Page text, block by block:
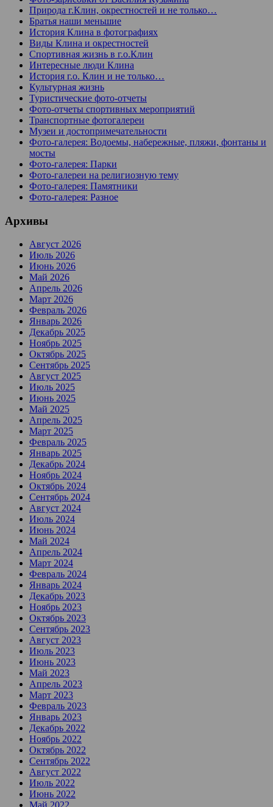
Природа г.Клин, окрестностей и не только…
Братья наши меньшие
История Клина в фотографиях
Виды Клина и окрестностей
Спортивная жизнь в г.о.Клин
Интересные люди Клина
История г.о. Клин и не только…
Культурная жизнь
Туристические фото-отчеты
Фото-отчеты спортивных мероприятий
Транспортные фотогалереи
Музеи и достопримечательности
Фото-галерея: Водоемы, набережные, пляжи, фонтаны и
мосты
Фото-галерея: Парки
Фото-галереи на религиозную тему
Фото-галерея: Памятники
Фото-галерея: Разное
Архивы
Август 2026
Июль 2026
Июнь 2026
Май 2026
Апрель 2026
Март 2026
Февраль 2026
Январь 2026
Декабрь 2025
Ноябрь 2025
Октябрь 2025
Сентябрь 2025
Август 2025
Июль 2025
Июнь 2025
Май 2025
Апрель 2025
Март 2025
Февраль 2025
Январь 2025
Декабрь 2024
Ноябрь 2024
Октябрь 2024
Сентябрь 2024
Август 2024
Июль 2024
Июнь 2024
Май 2024
Апрель 2024
Март 2024
Февраль 2024
Январь 2024
Декабрь 2023
Ноябрь 2023
Октябрь 2023
Сентябрь 2023
Август 2023
Июль 2023
Июнь 2023
Май 2023
Апрель 2023
Март 2023
Февраль 2023
Январь 2023
Декабрь 2022
Ноябрь 2022
Октябрь 2022
Сентябрь 2022
Август 2022
Июль 2022
Июнь 2022